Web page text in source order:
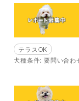
テラスOK
犬種条件: 要問い合わ